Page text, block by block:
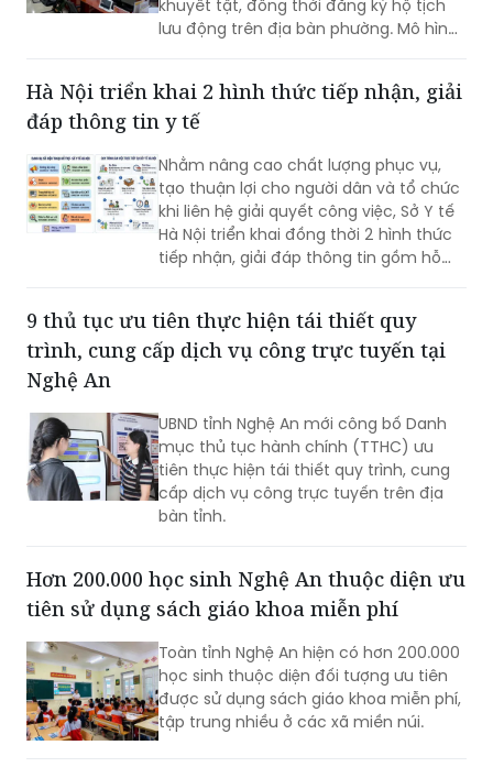
khuyết tật, đồng thời đăng ký hộ tịch
lưu động trên địa bàn phường. Mô hình
Hà Nội triển khai 2 hình thức tiếp nhận, giải
đáp thông tin y tế
Nhằm nâng cao chất lượng phục vụ,
tạo thuận lợi cho người dân và tổ chức
khi liên hệ giải quyết công việc, Sở Y tế
Hà Nội triển khai đồng thời 2 hình thức
tiếp nhận, giải đáp thông tin gồm hỗ
9 thủ tục ưu tiên thực hiện tái thiết quy
trình, cung cấp dịch vụ công trực tuyến tại
Nghệ An
UBND tỉnh Nghệ An mới công bố Danh
mục thủ tục hành chính (TTHC) ưu
tiên thực hiện tái thiết quy trình, cung
cấp dịch vụ công trực tuyến trên địa
bàn tỉnh.
Hơn 200.000 học sinh Nghệ An thuộc diện ưu
tiên sử dụng sách giáo khoa miễn phí
Toàn tỉnh Nghệ An hiện có hơn 200.000
học sinh thuộc diện đối tượng ưu tiên
được sử dụng sách giáo khoa miễn phí,
tập trung nhiều ở các xã miền núi.